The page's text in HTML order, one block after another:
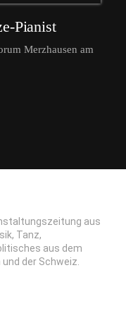
Pianist
Merzhausen am
aus
Tanz,
aus dem
der Schweiz.